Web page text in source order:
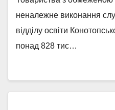
неналежне виконання
відділу освіти
понад 828 тис…